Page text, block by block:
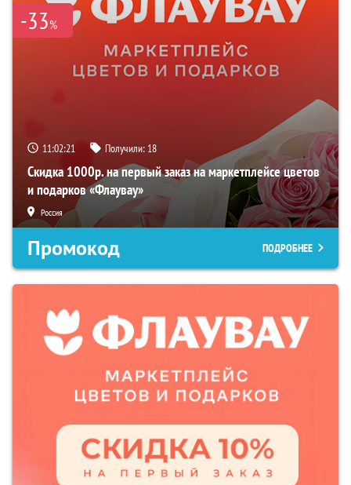
-33%
11:02:20 Получили: 18
Скидка 1000р. на первый заказ на маркетплейсе цветов
и подарков «Флаувау»
Россия
Промокод ПОДРОБНЕЕ